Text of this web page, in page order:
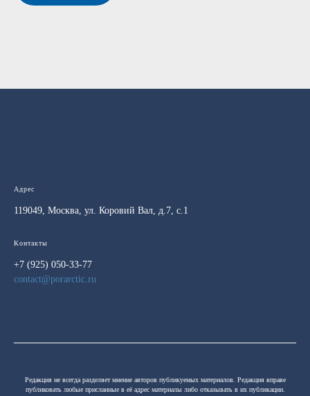
Адрес
119049, Москва, ул. Коровий Вал, д.7, с.1
Контакты
+7 (925) 050-33-77
contact@porarctic.ru
Редакция не всегда разделяет мнение авторов публикуемых материалов. Редакция вправе
публиковать любые присланные в её адрес материалы либо отказывать в их публикации.